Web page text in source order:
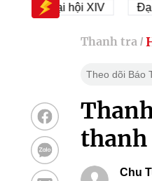
Đại hội XIV Đại hội
Thanh tra /
Theo dõi Báo
thanh
Chu